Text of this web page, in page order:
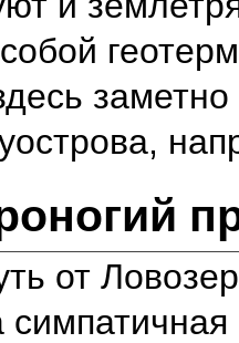
собой
от